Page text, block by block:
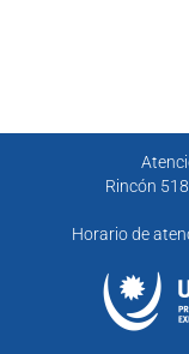
Rincón
Horario de